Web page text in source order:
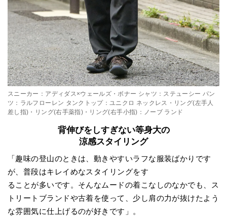
スニーカー：アディダス×ウェールズ・ボナー シャツ：ステューシー パン
ツ：ラルフローレン タンクトップ：ユニクロ ネックレス・リング(左手人
差し指)・リング(右手薬指)・リング(右手小指)：ノーブ ランド
背伸びをしすぎない等身大の
涼感スタイリング
「趣味の登山のときは、動きやすいラフな服装ばかりです
が、普段はキレイめなスタイリングをす
ることが多いです。そんなムードの着こなしのなかでも、ス
トリートブランドや古着を使って、少し肩の力が抜けたよう
な雰囲気に仕上げるのが好きです」。